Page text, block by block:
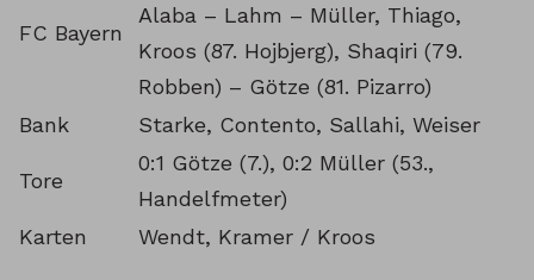
FC Bayern
Alaba – Lahm – Müller, Thiago,
Kroos (87. Hojbjerg), Shaqiri (79.
Robben) – Götze (81. Pizarro)
Bank
Starke, Contento, Sallahi, Weiser
Tore
0:1 Götze (7.), 0:2 Müller (53.,
Handelfmeter)
Karten
Wendt, Kramer / Kroos